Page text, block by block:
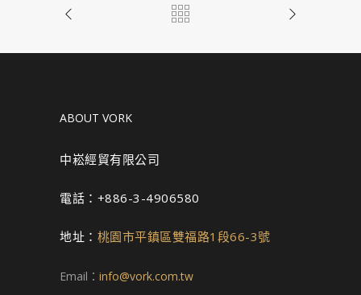
ABOUT VORK
中崧經貿有限公司
電話：+886-3-4906580
地址： 桃園市平鎮區雙福路1段66-3號
Email： info@vork.com.tw